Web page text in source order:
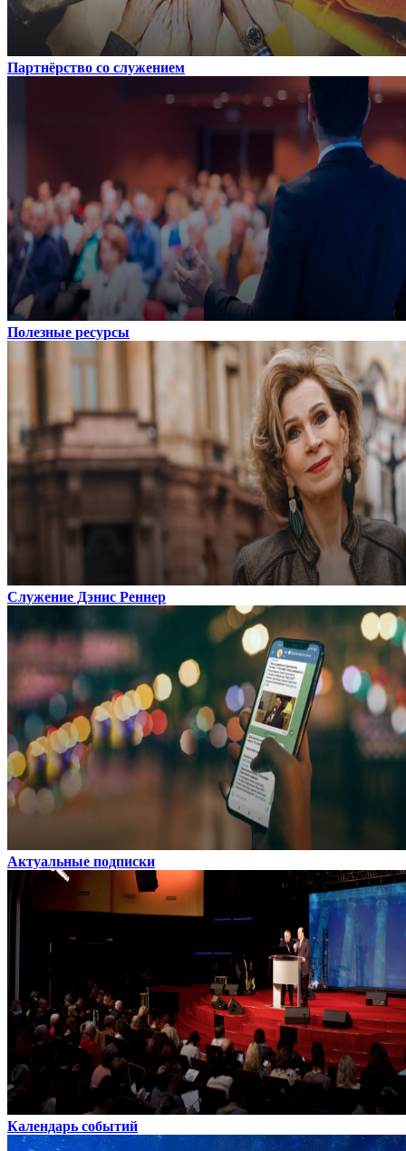
Партнёрство со служением
Полезные ресурсы
Служение Дэнис Реннер
Актуальные подписки
Календарь событий